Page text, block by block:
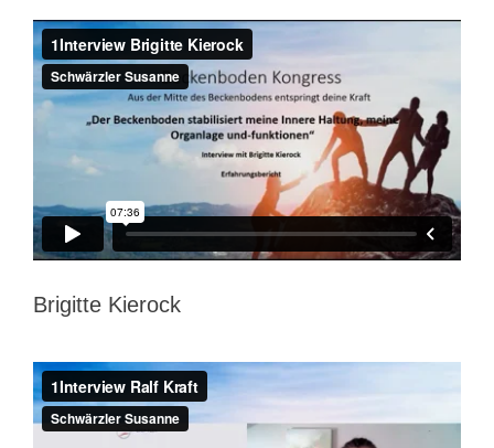
Brigitte Kierock